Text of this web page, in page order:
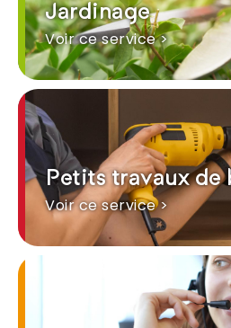
Jardinage
Voir ce service >
Petits travaux de
Voir ce service >